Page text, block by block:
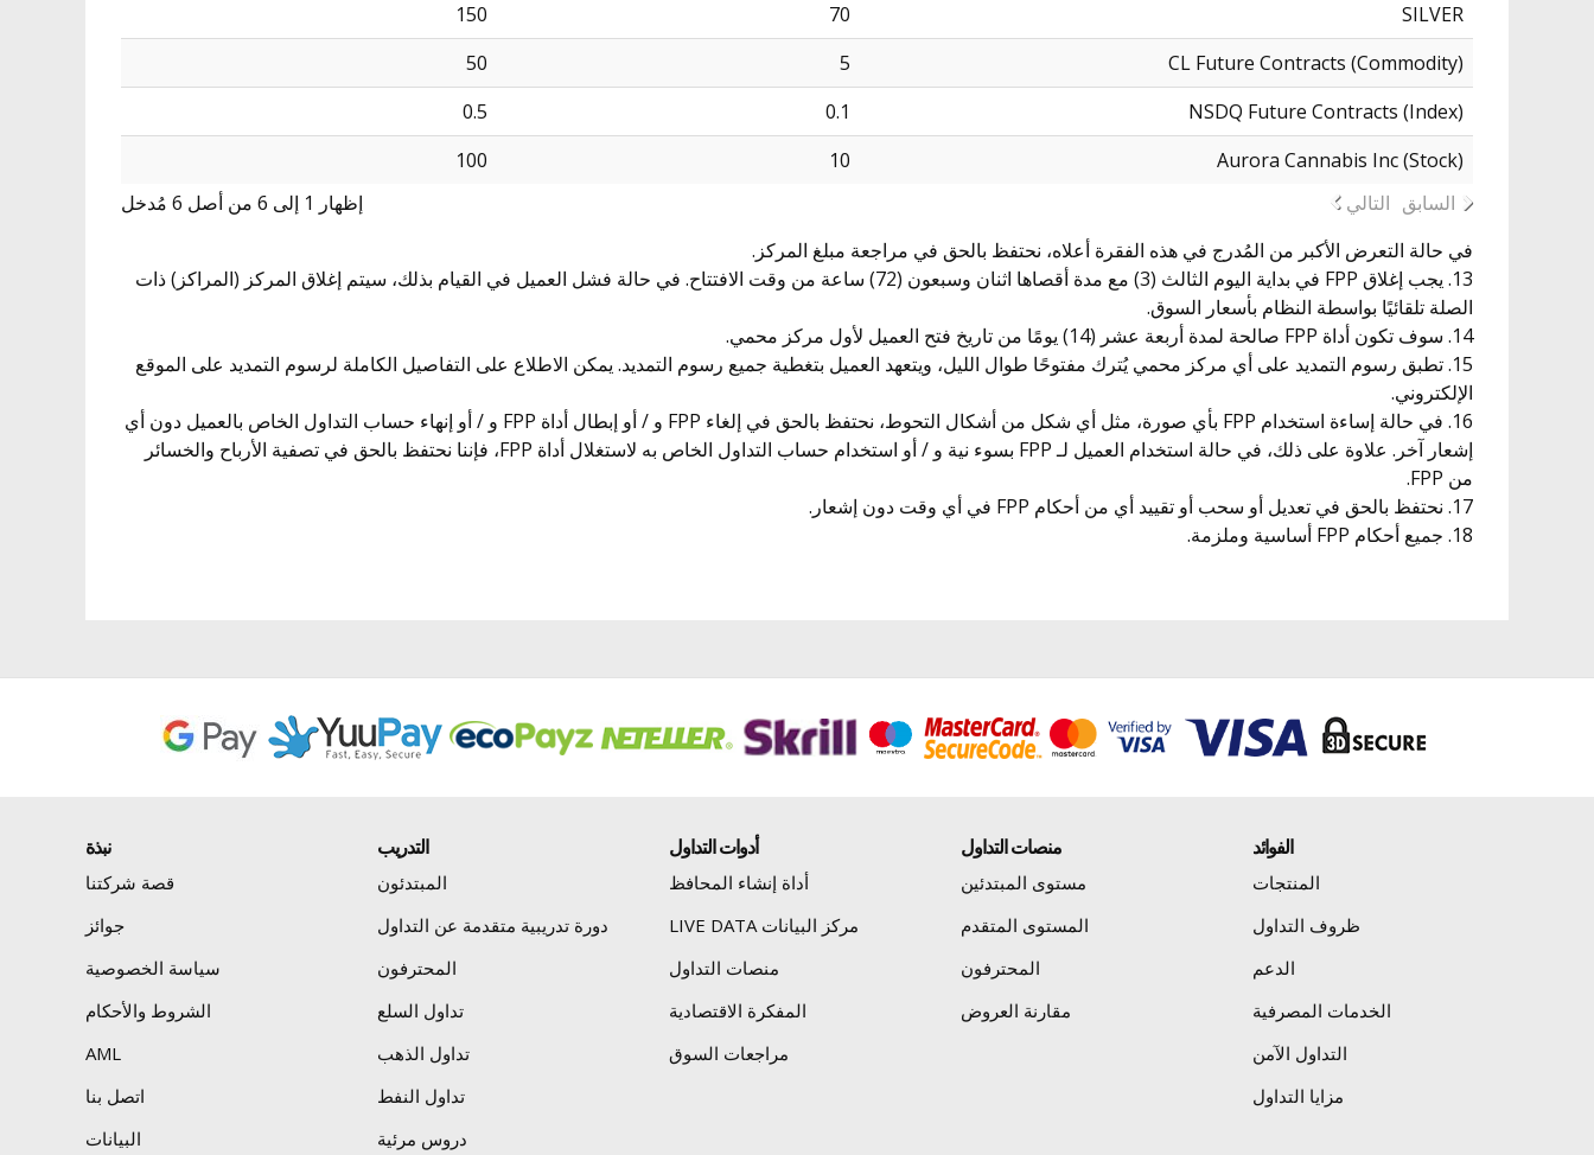
SILVER
70
150
CL Future Contracts (Commodity)
5
50
NSDQ Future Contracts (Index)
0.1
0.5
Aurora Cannabis Inc (Stock)
10
100
إظهار 1 إلى 6 من أصل 6 مُدخل
السابق التالي
في حالة التعرض الأكبر من المُدرج في هذه الفقرة أعلاه، نحتفظ بالحق في مراجعة مبلغ المركز.
13. يجب إغلاق FPP في بداية اليوم الثالث (3) مع مدة أقصاها اثنان وسبعون (72) ساعة من وقت الافتتاح. في حالة فشل العميل في القيام بذلك، سيتم إغلاق المركز (المراكز) ذات
الصلة تلقائيًا بواسطة النظام بأسعار السوق.
14. سوف تكون أداة FPP صالحة لمدة أربعة عشر (14) يومًا من تاريخ فتح العميل لأول مركز محمي.
15. تطبق رسوم التمديد على أي مركز محمي يُترك مفتوحًا طوال الليل، ويتعهد العميل بتغطية جميع رسوم التمديد. يمكن الاطلاع على التفاصيل الكاملة لرسوم التمديد على الموقع
الإلكتروني.
16. في حالة إساءة استخدام FPP بأي صورة، مثل أي شكل من أشكال التحوط، نحتفظ بالحق في إلغاء FPP و / أو إبطال أداة FPP و / أو إنهاء حساب التداول الخاص بالعميل دون أي
إشعار آخر. علاوة على ذلك، في حالة استخدام العميل لـ FPP بسوء نية و / أو استخدام حساب التداول الخاص به لاستغلال أداة FPP، فإننا نحتفظ بالحق في تصفية الأرباح والخسائر
من FPP.
17. نحتفظ بالحق في تعديل أو سحب أو تقييد أي من أحكام FPP في أي وقت دون إشعار.
18. جميع أحكام FPP أساسية وملزمة.
الفوائد
المنتجات
ظروف التداول
الدعم
الخدمات المصرفية
التداول الآمن
مزايا التداول
منصات التداول
مستوى المبتدئين
المستوى المتقدم
المحترفون
مقارنة العروض
أدوات التداول
أداة إنشاء المحافظ
مركز البيانات LIVE DATA
منصات التداول
المفكرة الاقتصادية
مراجعات السوق
التدريب
المبتدئون
دورة تدريبية متقدمة عن التداول
المحترفون
تداول السلع
تداول الذهب
تداول النفط
دروس مرئية
نبذة
قصة شركتنا
جوائز
سياسة الخصوصية
الشروط والأحكام
AML
اتصل بنا
البيانات